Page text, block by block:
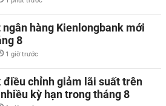
ngân hàng Kienlongbank mới
8
1 giờ trước
điều chỉnh giảm lãi suất trên
kỳ hạn trong tháng 8